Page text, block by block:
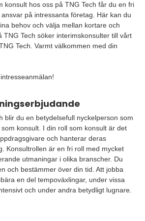
konsult hos oss på TNG Tech får du en fri
på intressanta företag. Här kan du
behov och välja mellan kortare och
TNG Tech söker interimskonsulter till vårt
Tech. Varmt välkommen med din
blir du en betydelsefull nyckelperson som
konsult. I din roll som konsult är det
och hanterar deras
Konsultrollen är en fri roll med mycket
utmaningar i olika branscher. Du
och bestämmer över din tid. Att jobba
en del tempoväxlingar, under vissa
och under andra betydligt lugnare.